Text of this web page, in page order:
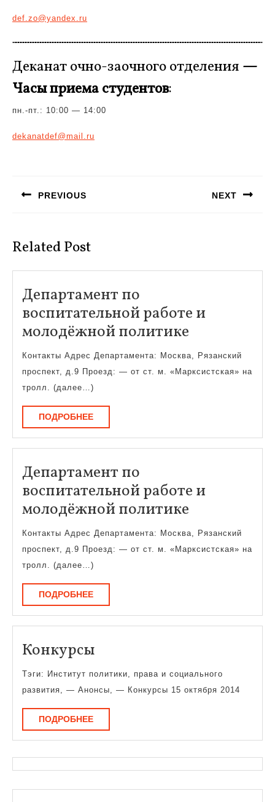
def.zo@yandex.ru
Деканат очно-заочного отделения —
Часы приема студентов:
пн.-пт.: 10:00 — 14:00
dekanatdef@mail.ru
записям
PREVIOUS NEXT
Related Post
Департамент по
воспитательной работе и
молодёжной политике
по
политике
Контакты Адрес Департамента: Москва, Рязанский
проспект, д.9 Проезд: — от ст. м. «Марксистская» на
тролл. (далее…)
ПОДРОБНЕЕПОДРОБНЕЕ
Департамент по
воспитательной работе и
молодёжной политике
по
политике
Контакты Адрес Департамента: Москва, Рязанский
проспект, д.9 Проезд: — от ст. м. «Марксистская» на
тролл. (далее…)
ПОДРОБНЕЕПОДРОБНЕЕ
Конкурсы
Тэги: Институт политики, права и социального
развития, — Анонсы, — Конкурсы 15 октября 2014
ПОДРОБНЕЕПОДРОБНЕЕ